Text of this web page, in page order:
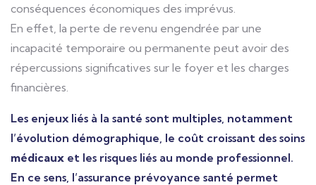
conséquences économiques des imprévus.
En effet, la perte de revenu engendrée par une
incapacité temporaire ou permanente peut avoir des
répercussions significatives sur le foyer et les charges
financières.
Les enjeux liés à la santé sont multiples, notamment
l’évolution démographique, le coût croissant des soins
médicaux et les risques liés au monde professionnel.
En ce sens, l’assurance prévoyance santé permet